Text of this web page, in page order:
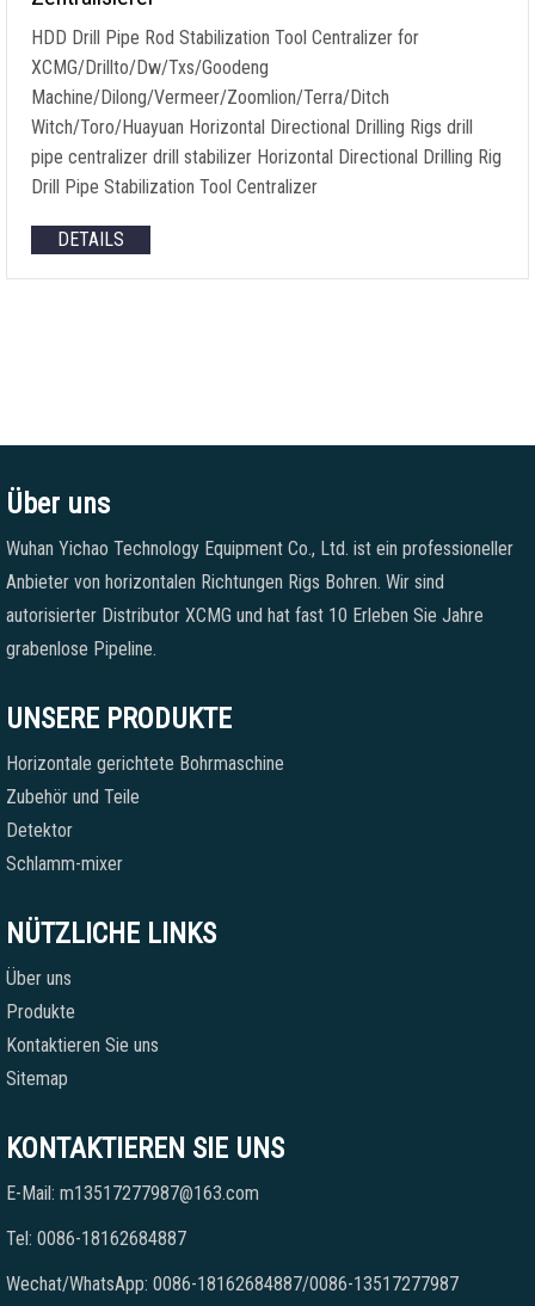
HDD Drill Pipe Rod Stabilization Tool Centralizer for
XCMG/Drillto/Dw/Txs/Goodeng
Machine/Dilong/Vermeer/Zoomlion/Terra/Ditch
Witch/Toro/Huayuan Horizontal Directional Drilling Rigs drill
pipe centralizer drill stabilizer Horizontal Directional Drilling Rig
Drill Pipe Stabilization Tool Centralizer
DETAILS
Über uns
Wuhan Yichao Technology Equipment Co., Ltd. ist ein professioneller
Anbieter von horizontalen Richtungen Rigs Bohren. Wir sind
autorisierter Distributor XCMG und hat fast 10 Erleben Sie Jahre
grabenlose Pipeline.
UNSERE PRODUKTE
Horizontale gerichtete Bohrmaschine
Zubehör und Teile
Detektor
Schlamm-mixer
NÜTZLICHE LINKS
Über uns
Produkte
Kontaktieren Sie uns
Sitemap
KONTAKTIEREN SIE UNS
E-Mail: m13517277987@163.com
Tel: 0086-18162684887
Wechat/WhatsApp: 0086-18162684887/0086-13517277987